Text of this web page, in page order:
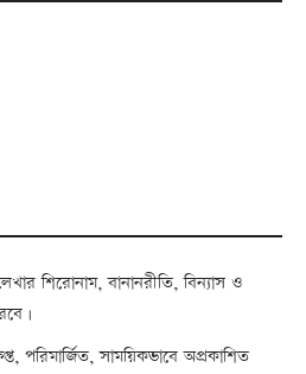
শিরোনাম, বানানরীতি, বিন্যাস ও
পরিমার্জিত, সাময়িকভাবে অপ্রকাশিত